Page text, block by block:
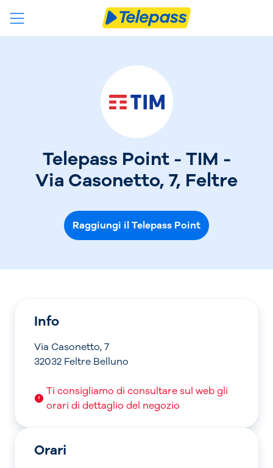
Telepass Point - TIM -
Via Casonetto, 7, Feltre
Raggiungi il Telepass Point
Info
Via Casonetto, 7
32032 Feltre Belluno
Ti consigliamo di consultare sul web gli
orari di dettaglio del negozio
Orari